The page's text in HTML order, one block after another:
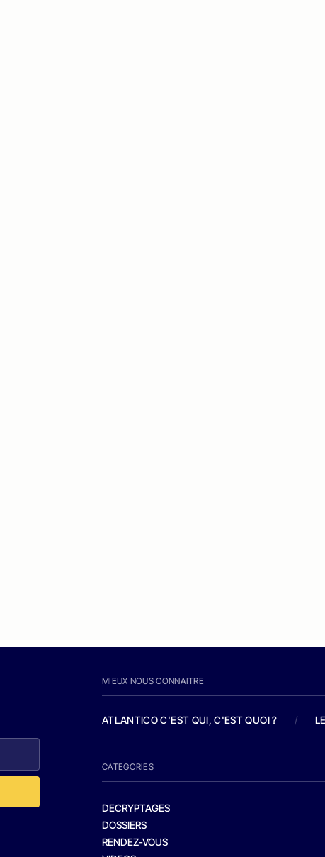
MIEUX NOUS CONNAITRE
ATLANTICO C'EST QUI, C'EST QUOI ? /
CATEGORIES
DECRYPTAGES
DOSSIERS
RENDEZ-VOUS